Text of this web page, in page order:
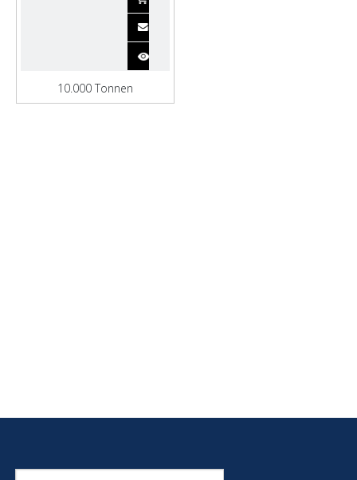
10.000 Tonnen
Frachtcontainerschiff mit